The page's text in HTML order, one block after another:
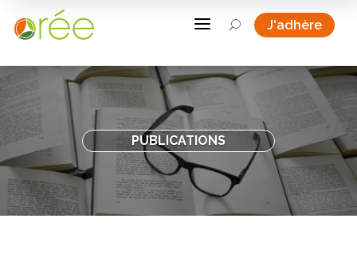
a U J'adhère
PUBLICATIONS